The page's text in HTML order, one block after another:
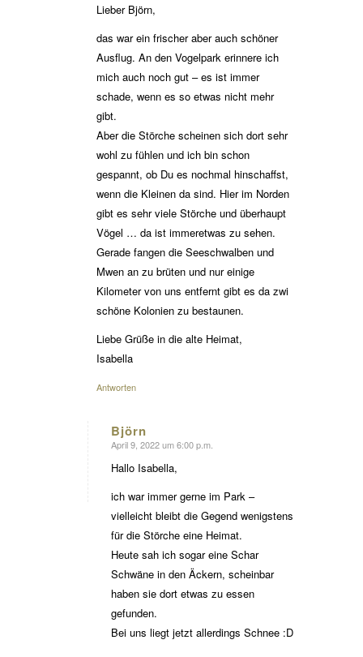
Lieber Björn,
das war ein frischer aber auch schöner
Ausflug. An den Vogelpark erinnere ich
mich auch noch gut – es ist immer
schade, wenn es so etwas nicht mehr
gibt.
Aber die Störche scheinen sich dort sehr
wohl zu fühlen und ich bin schon
gespannt, ob Du es nochmal hinschaffst,
wenn die Kleinen da sind. Hier im Norden
gibt es sehr viele Störche und überhaupt
Vögel … da ist immeretwas zu sehen.
Gerade fangen die Seeschwalben und
Mwen an zu brüten und nur einige
Kilometer von uns entfernt gibt es da zwi
schöne Kolonien zu bestaunen.
Liebe Grüße in die alte Heimat,
Isabella
Antworten
Björn
sagte:
April 9, 2022 um 6:00 p.m.
Hallo Isabella,
ich war immer gerne im Park –
vielleicht bleibt die Gegend wenigstens
für die Störche eine Heimat.
Heute sah ich sogar eine Schar
Schwäne in den Äckern, scheinbar
haben sie dort etwas zu essen
gefunden.
Bei uns liegt jetzt allerdings Schnee :D